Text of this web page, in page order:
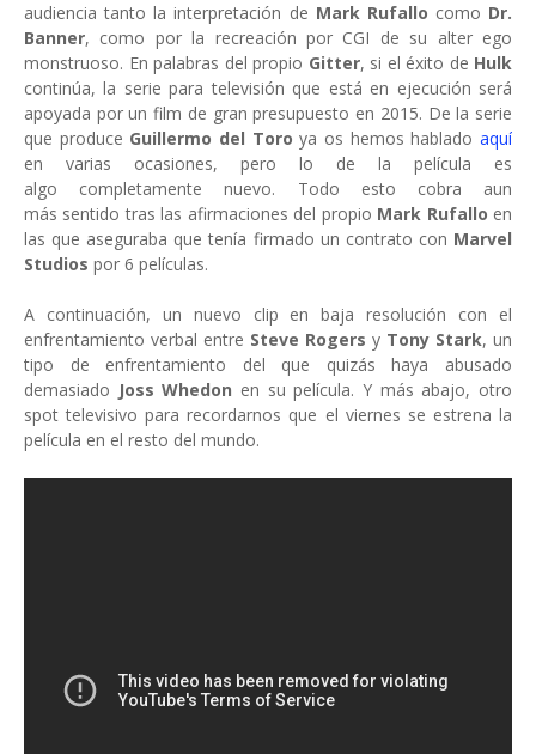
audiencia tanto la interpretación de Mark Rufallo como Dr.
Banner, como por la recreación por CGI de su alter ego
monstruoso. En palabras del propio Gitter, si el éxito de Hulk
continúa, la serie para televisión que está en ejecución será
apoyada por un film de gran presupuesto en 2015. De la serie
que produce Guillermo del Toro ya os hemos habladoaquí
en varias ocasiones, pero lo de la película es
algo completamente nuevo. Todo esto cobra aun
más sentido tras las afirmaciones del propio Mark Rufallo en
las que aseguraba que tenía firmado un contrato con Marvel
Studios por 6 películas.
A continuación, un nuevo clip en baja resolución con el
enfrentamiento verbal entre Steve Rogers y Tony Stark, un
tipo de enfrentamiento del que quizás haya abusado
demasiado Joss Whedon en su película. Y más abajo, otro
spot televisivo para recordarnos que el viernes se estrena la
película en el resto del mundo.